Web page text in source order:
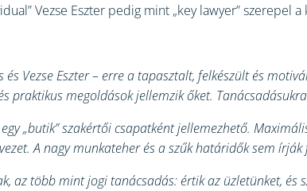
Vezse Eszter pedig mint „key lawyer” szerepel a
és Vezse Eszter – erre a tapasztalt, felkészült és
praktikus megoldások jellemzik őket.
„butik” szakértői csapatként jellemezhető.
A nagy munkateher és a szűk határidők sem
az több mint jogi tanácsadás: értik az üzletünket, és